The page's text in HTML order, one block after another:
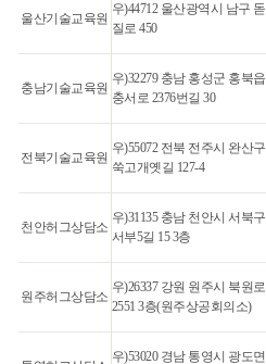
울산기술교육원
우)44712 울산광역시 남구 돋
질로 450
충남기술교육원
우)32279 충남 홍성군 홍북읍
충서로 2376번길 30
전북기술교육원
우)55072 전북 전주시 완산구
쑥고개옛길 127-4
천안허그상담소
우)31135 충남 천안시 서북구
서부5길 15 3층
원주허그상담소
우)26337 강원 원주시 북원로
2551 3층(원주상공회의소)
우)53020 경남 통영시 광도면